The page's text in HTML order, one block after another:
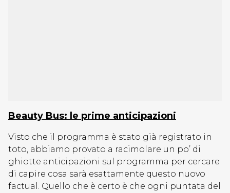
Beauty Bus: le prime anticipazioni
Visto che il programma è stato già registrato in
toto, abbiamo provato a racimolare un po’ di
ghiotte anticipazioni sul programma per cercare
di capire cosa sarà esattamente questo nuovo
factual. Quello che è certo è che ogni puntata del